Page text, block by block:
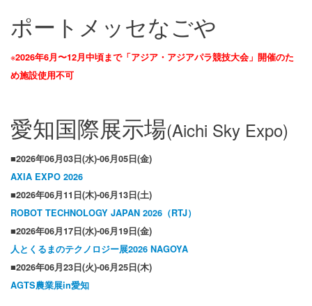
ポートメッセなごや
※2026年6月〜12月中頃まで「アジア・アジアパラ競技大会」開催のた
め施設使用不可
愛知国際展示場(Aichi Sky Expo)
■2026年06月03日(水)-06月05日(金)
AXIA EXPO 2026
■2026年06月11日(木)-06月13日(土)
ROBOT TECHNOLOGY JAPAN 2026 （RTJ）
■2026年06月17日(水)-06月19日(金)
人とくるまのテクノロジー展2026 NAGOYA
■2026年06月23日(火)-06月25日(木)
AGTS農業展in愛知